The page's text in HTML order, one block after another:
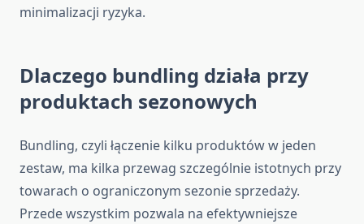
minimalizacji ryzyka.
Dlaczego bundling działa przy
produktach sezonowych
Bundling, czyli łączenie kilku produktów w jeden
zestaw, ma kilka przewag szczególnie istotnych przy
towarach o ograniczonym sezonie sprzedaży.
Przede wszystkim pozwala na efektywniejsze